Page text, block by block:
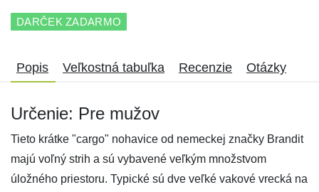
DARČEK ZADARMO
Popis Veľkostná tabuľka Recenzie Otázky
Určenie: Pre mužov
Tieto krátke "cargo" nohavice od nemeckej značky Brandit
majú voľný strih a sú vybavené veľkým množstvom
úložného priestoru. Typické sú dve veľké vakové vrecká na